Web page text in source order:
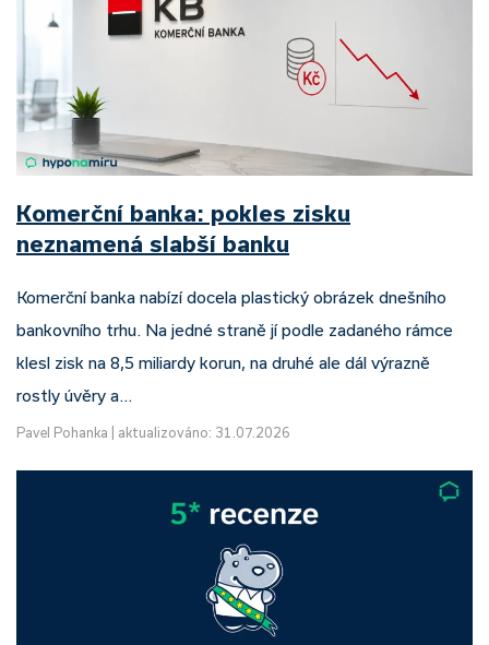
Komerční banka: pokles zisku
neznamená slabší banku
Komerční banka nabízí docela plastický obrázek dnešního
bankovního trhu. Na jedné straně jí podle zadaného rámce
klesl zisk na 8,5 miliardy korun, na druhé ale dál výrazně
rostly úvěry a…
Pavel Pohanka aktualizováno: 31.07.2026